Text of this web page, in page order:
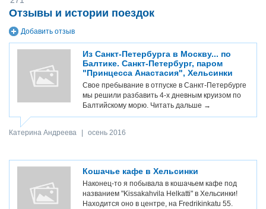
Добавить отзыв
Отзывы и истории поездок
Из Санкт-Петербурга в Москву... по
Балтике. Санкт-Петербург, паром
"Принцесса Анастасия", Хельсинки
Свое пребывание в отпуске в Санкт-Петербурге
мы решили разбавить 4-х дневным круизом по
Балтийскому морю. Читать дальше →
Катерина Андреева осень 2016
Кошачье кафе в Хельсинки
Наконец-то я побывала в кошачьем кафе под
названием "Kissakahvila Helkatti" в Хельсинки!
Находится оно в центре, на Fredrikinkatu 55.